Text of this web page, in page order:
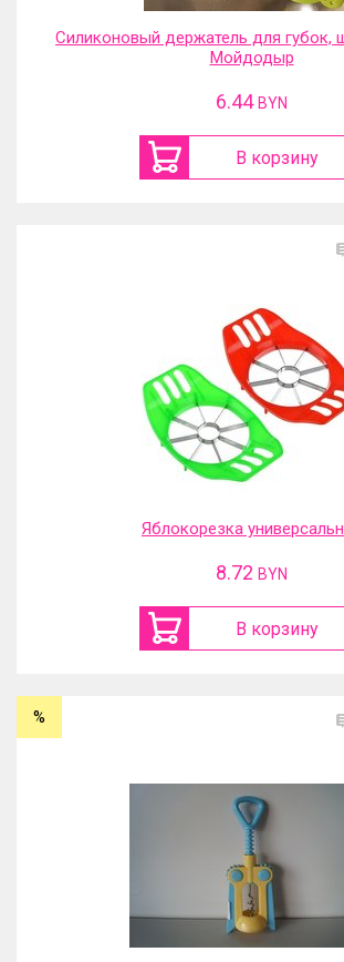
Силиконовый держатель для губок,
Мойдодыр
6.44 BYN
В корзину
Яблокорезка
8.72 BYN
В корзину
%